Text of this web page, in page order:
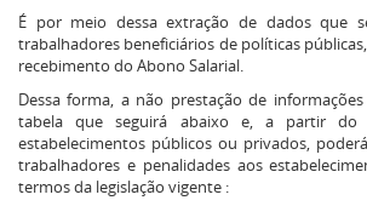
É por meio dessa extração de dados que
trabalhadores beneficiários de políticas
recebimento do Abono Salarial.
Dessa forma, a não prestação de
tabela que seguirá abaixo e, a partir do
estabelecimentos públicos ou privados,
trabalhadores e penalidades aos
termos da legislação vigente :